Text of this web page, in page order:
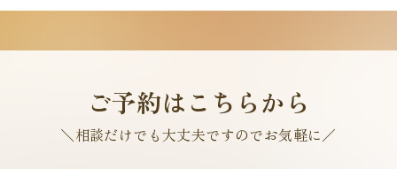
ご予約はこちらから
＼相談だけでも大丈夫ですのでお気軽に／